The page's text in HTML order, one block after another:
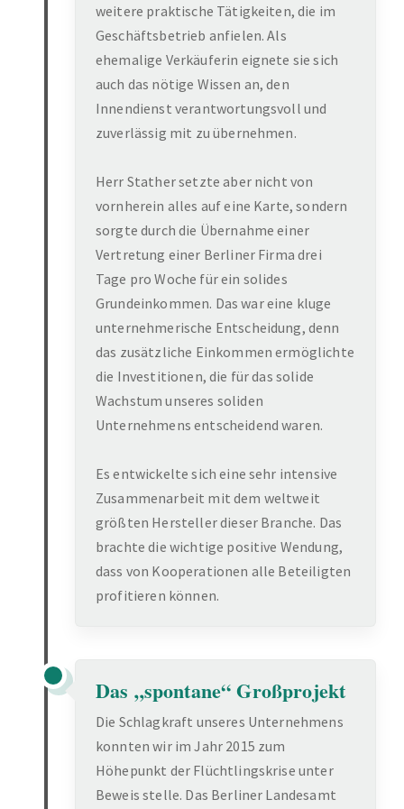
weitere praktische Tätigkeiten, die im
Geschäftsbetrieb anfielen. Als
ehemalige Verkäuferin eignete sie sich
auch das nötige Wissen an, den
Innendienst verantwortungsvoll und
zuverlässig mit zu übernehmen.
Herr Stather setzte aber nicht von
vornherein alles auf eine Karte, sondern
sorgte durch die Übernahme einer
Vertretung einer Berliner Firma drei
Tage pro Woche für ein solides
Grundeinkommen. Das war eine kluge
unternehmerische Entscheidung, denn
das zusätzliche Einkommen ermöglichte
die Investitionen, die für das solide
Wachstum unseres soliden
Unternehmens entscheidend waren.
Es entwickelte sich eine sehr intensive
Zusammenarbeit mit dem weltweit
größten Hersteller dieser Branche. Das
brachte die wichtige positive Wendung,
dass von Kooperationen alle Beteiligten
profitieren können.
Das „spontane“ Großprojekt
Die Schlagkraft unseres Unternehmens
konnten wir im Jahr 2015 zum
Höhepunkt der Flüchtlingskrise unter
Beweis stelle. Das Berliner Landesamt